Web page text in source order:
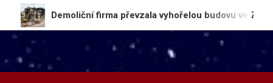
Demoliční firma převzala vyhořelou budovu ve Zlíně, bourání